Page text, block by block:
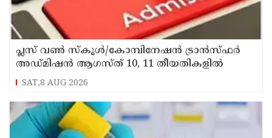
പ്ലസ് വൺ സ്‌കൂൾ/കോമ്പിനേഷൻ ട്രാൻസ്ഫർ
അഡ്മിഷൻ ആഗസ്ത് 10, 11 തീയതികളിൽ
SAT,8 AUG 2026